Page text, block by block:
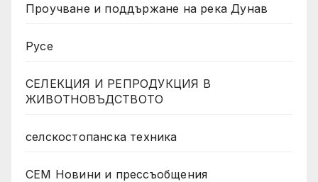
Проучване и поддържане на река Дунав
Русе
СЕЛЕКЦИЯ И РЕПРОДУКЦИЯ В
ЖИВОТНОВЪДСТВОТО
селскостопанска техника
СЕМ Новини и прессъобщения